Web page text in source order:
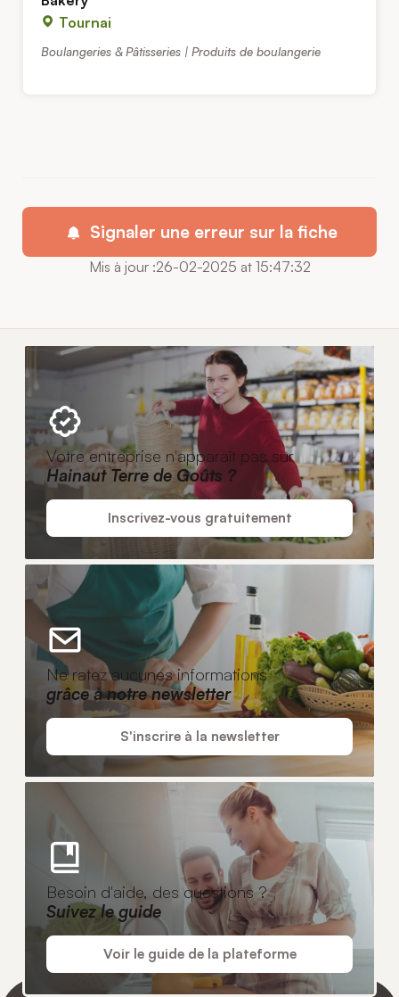
Tournai
Boulangeries & Pâtisseries | Produits de boulangerie
Signaler une erreur sur la fiche
Mis à jour :26-02-2025 at 15:47:32
Votre entreprise n'apparaît pas sur
Hainaut Terre de Goûts ?
Inscrivez-vous gratuitement
Ne ratez aucunes informations
grâce à notre newsletter
S'inscrire à la newsletter
Besoin d'aide, des questions ?
Suivez le guide
Voir le guide de la plateforme